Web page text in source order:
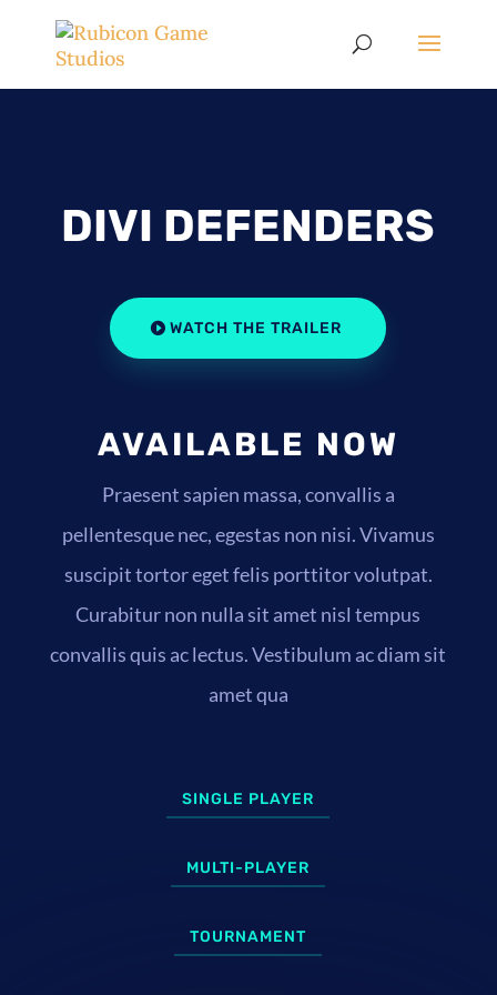
DIVI DEFENDERS
WATCH THE TRAILER
AVAILABLE NOW
Praesent sapien massa, convallis a
pellentesque nec, egestas non nisi. Vivamus
suscipit tortor eget felis porttitor volutpat.
Curabitur non nulla sit amet nisl tempus
convallis quis ac lectus. Vestibulum ac diam sit
amet qua
SINGLE PLAYER
MULTI-PLAYER
TOURNAMENT